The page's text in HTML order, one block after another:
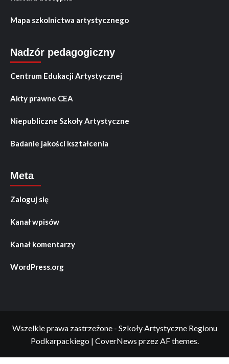
Mapa szkolnictwa artystycznego
Nadzór pedagogiczny
Centrum Edukacji Artystycznej
Akty prawne CEA
Niepubliczne Szkoły Artystyczne
Badanie jakości kształcenia
Meta
Zaloguj się
Kanał wpisów
Kanał komentarzy
WordPress.org
Wszelkie prawa zastrzeżone - Szkoły Artystyczne Regionu
Podkarpackiego | CoverNews przez AF themes.